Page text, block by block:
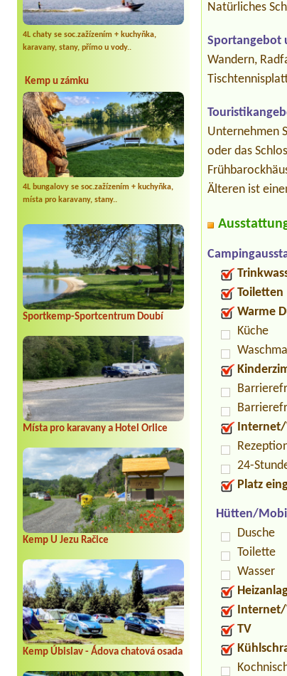
4L chaty se soc.zažízením + kuchyňka,
karavany, stany, přímo u vody..
Kemp u zámku
4L bungalovy se soc.zažízením + kuchyňka,
místa pro karavany, stany..
Sportkemp-Sportcentrum Doubí
Místa pro karavany a Hotel Orlice
Kemp U Jezu Račice
Kemp Úbislav - Ádova chatová osada
Natürliches
Sportangebot
Wandern,
Unternehmen
oder das
Älteren ist
Toiletten
Warme
Küche
Internet/
24-
Platz
Hütten/
Dusche
Toilette
Wasser
Internet/
TV